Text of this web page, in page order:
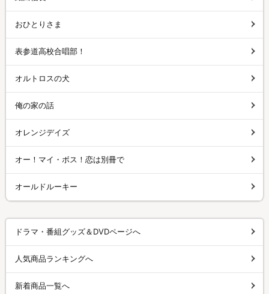
おひとりさま
表参道高校合唱部！
オルトロスの犬
俺の家の話
オレンジデイズ
オー！マイ・ボス！恋は別冊で
オールドルーキー
ドラマ・番組グッズ＆DVDページへ
人気商品ランキングへ
新着商品一覧へ